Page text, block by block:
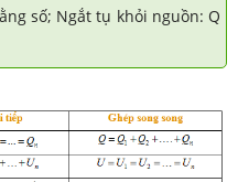
số; Ngắt tụ khỏi nguồn: Q